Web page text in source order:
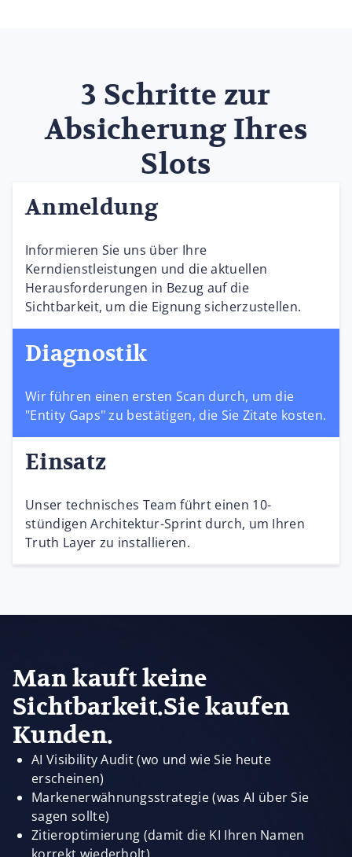
3 Schritte zur
Absicherung Ihres
Slots
Anmeldung
Informieren Sie uns über Ihre
Kerndienstleistungen und die aktuellen
Herausforderungen in Bezug auf die
Sichtbarkeit, um die Eignung sicherzustellen.
Diagnostik
Wir führen einen ersten Scan durch, um die
"Entity Gaps" zu bestätigen, die Sie Zitate kosten.
Einsatz
Unser technisches Team führt einen 10-
stündigen Architektur-Sprint durch, um Ihren
Truth Layer zu installieren.
Man kauft keine
Sichtbarkeit.Sie kaufen
Kunden.
AI Visibility Audit (wo und wie Sie heute
erscheinen)
Markenerwähnungsstrategie (was AI über Sie
sagen sollte)
Zitieroptimierung (damit die KI Ihren Namen